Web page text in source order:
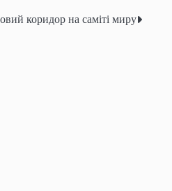
коридор на саміті миру